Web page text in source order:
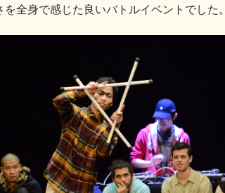
全身で感じた良いバトルイベントでした。